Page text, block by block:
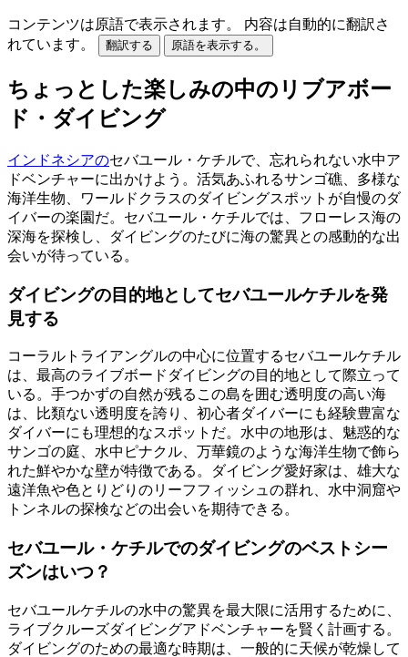
コンテンツは原語で表示されます。
内容は自動的に翻訳さ
れています。
翻訳する 原語を表示する。
ちょっとした楽しみの中のリブアボー
ド・ダイビング
インドネシアのセバユール・ケチルで、忘れられない水中ア
ドベンチャーに出かけよう。活気あふれるサンゴ礁、多様な
海洋生物、ワールドクラスのダイビングスポットが自慢のダ
イバーの楽園だ。セバユール・ケチルでは、フローレス海の
深海を探検し、ダイビングのたびに海の驚異との感動的な出
会いが待っている。
ダイビングの目的地としてセバユールケチルを発
見する
コーラルトライアングルの中心に位置するセバユールケチル
は、最高のライブボードダイビングの目的地として際立って
いる。手つかずの自然が残るこの島を囲む透明度の高い海
は、比類ない透明度を誇り、初心者ダイバーにも経験豊富な
ダイバーにも理想的なスポットだ。水中の地形は、魅惑的な
サンゴの庭、水中ピナクル、万華鏡のような海洋生物で飾ら
れた鮮やかな壁が特徴である。ダイビング愛好家は、雄大な
遠洋魚や色とりどりのリーフフィッシュの群れ、水中洞窟や
トンネルの探検などの出会いを期待できる。
セバユール・ケチルでのダイビングのベストシー
ズンはいつ？
セバユールケチルの水中の驚異を最大限に活用するために、
ライブクルーズダイビングアドベンチャーを賢く計画する。
ダイビングのための最適な時期は、一般的に天候が乾燥して